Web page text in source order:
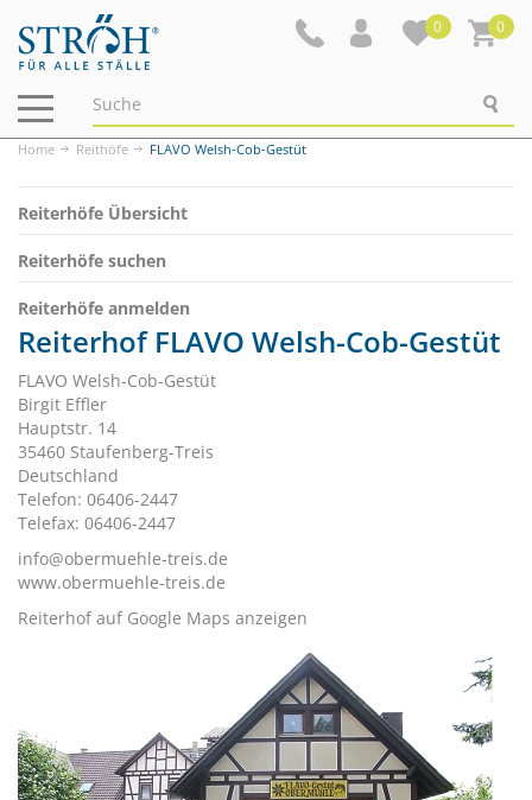
0 0
Navigation
ein-/ausblenden
Home Reithöfe FLAVO Welsh-Cob-Gestüt
Reiterhöfe Übersicht
Reiterhöfe suchen
Reiterhöfe anmelden
Reiterhof FLAVO Welsh-Cob-Gestüt
FLAVO Welsh-Cob-Gestüt
Birgit Effler
Hauptstr. 14
35460 Staufenberg-Treis
Deutschland
Telefon: 06406-2447
Telefax: 06406-2447
info@obermuehle-treis.de
www.obermuehle-treis.de
Reiterhof auf Google Maps anzeigen